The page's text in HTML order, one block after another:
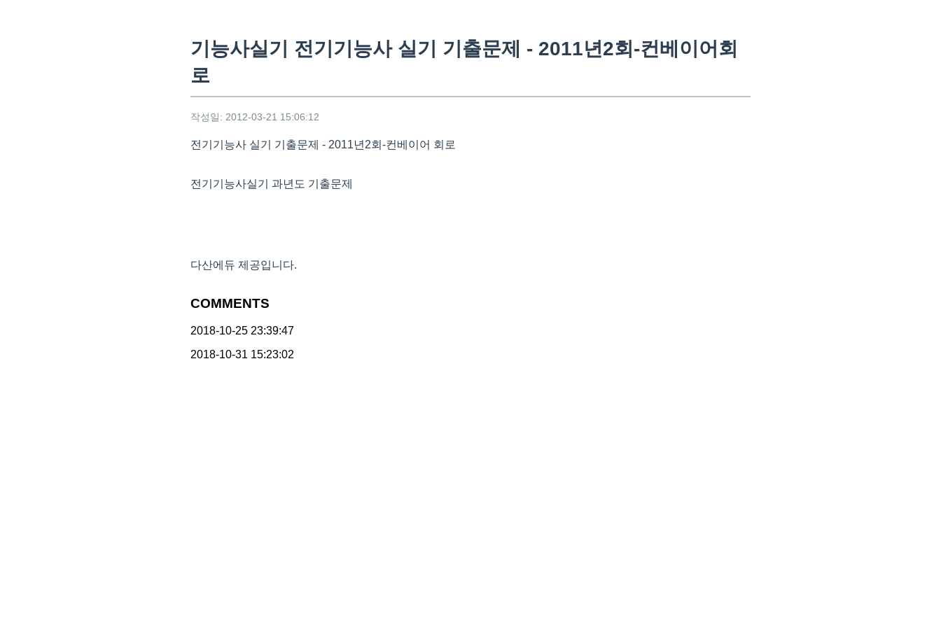
기능사실기 전기기능사 실기 기출문제 - 2011년2회-컨베이어회
로
작성일: 2012-03-21 15:06:12
전기기능사 실기 기출문제 - 2011년2회-컨베이어 회로
전기기능사실기 과년도 기출문제
다산에듀 제공입니다.
COMMENTS
2018-10-25 23:39:47
2018-10-31 15:23:02